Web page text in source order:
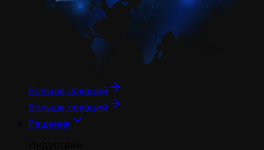
Больше локаций
Больше локаций
Решения